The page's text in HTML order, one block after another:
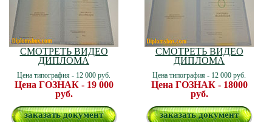
СМОТРЕТЬ ВИДЕО
ДИПЛОМА
Цена типография - 12 000 руб.
Цена ГОЗНАК - 19 000
руб.
заказать документ
СМОТРЕТЬ ВИДЕО
ДИПЛОМА
Цена типография - 12 000 руб.
Цена ГОЗНАК - 18000
руб.
заказать документ